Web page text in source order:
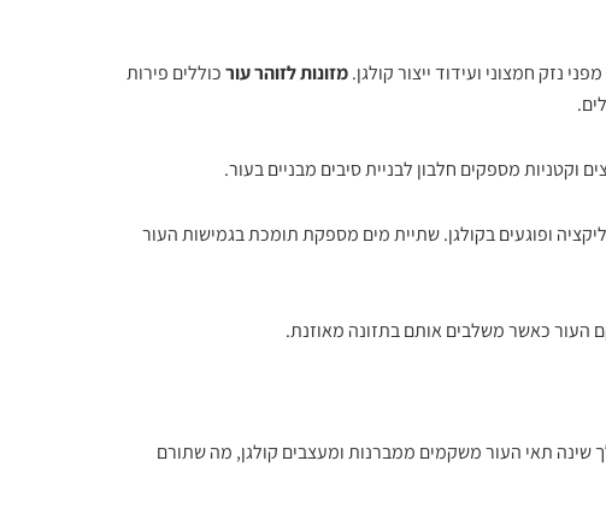
נזק חמצוני ועידוד ייצור קולגן.מזונות לזוהר עורכוללים פירות
וקטניות מספקים חלבון לבניית סיבים מבניים בעור.
ופוגעים בקולגן. שתיית מים מספקת תומכת בגמישות העור
שינה תאי העור משקמים ממברנות ומעצבים קולגן, מה שתורם